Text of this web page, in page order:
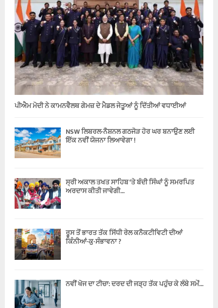
ਪੀਐਮ ਮੋਦੀ ਨੇ ਕਾਮਨਵੈਲਥ ਗੇਮਜ਼ ਦੇ ਮੈਡਲ ਜੇਤੂਆਂ ਨੂੰ ਦਿੱਤੀਆਂ ਵਧਾਈਆਂ
NSW ਲਿਬਰਲ-ਨੈਸ਼ਨਲ ਗਠਜੋੜ ਹੋਰ ਘਰ ਬਨਾਉਣ ਲਈ
ਇੱਕ ਨਵੀਂ ਯੋਜਨਾ ਲਿਆਵੇਗਾ !
ਸ੍ਰੀ ਅਕਾਲ ਤਖਤ ਸਾਹਿਬ ‘ਤੇ ਬੰਦੀ ਸਿੰਘਾਂ ਨੂੰ ਸਮਰਪਿਤ
ਅਰਦਾਸ ਕੀਤੀ ਜਾਵੇਗੀ...
ਰੂਸ ਤੋਂ ਭਾਰਤ ਤੱਕ ਸਿੱਧੀ ਰੇਲ ਕਨੈਕਟੀਵਿਟੀ ਦੀਆਂ
ਕਿੰਨੀਆਂ-ਕੁ-ਸੰਭਾਵਨਾ ?
ਨਵੀਂ ਖੋਜ ਦਾ ਟੀਚਾ: ਦਰਦ ਦੀ ਜੜ੍ਹ ਤੱਕ ਪਹੁੰਚ ਕੇ ਲੰਬੇ ਸਮੇਂ...